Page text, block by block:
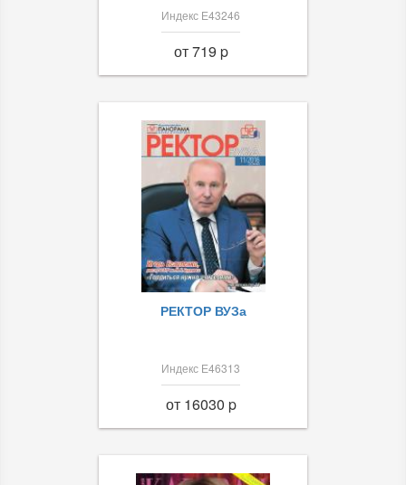
Индекс Е43246
от 719 p
РЕКТОР ВУЗа
Индекс Е46313
от 16030 p